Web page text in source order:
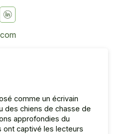
comme un écrivain
des chiens de chasse de
approfondies du
ont captivé les lecteurs